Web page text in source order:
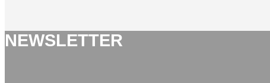
NEWSLETTER